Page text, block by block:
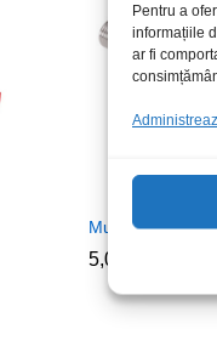
Pentru a
informațiile
ar fi
Mufa 3.5/4c
5,00